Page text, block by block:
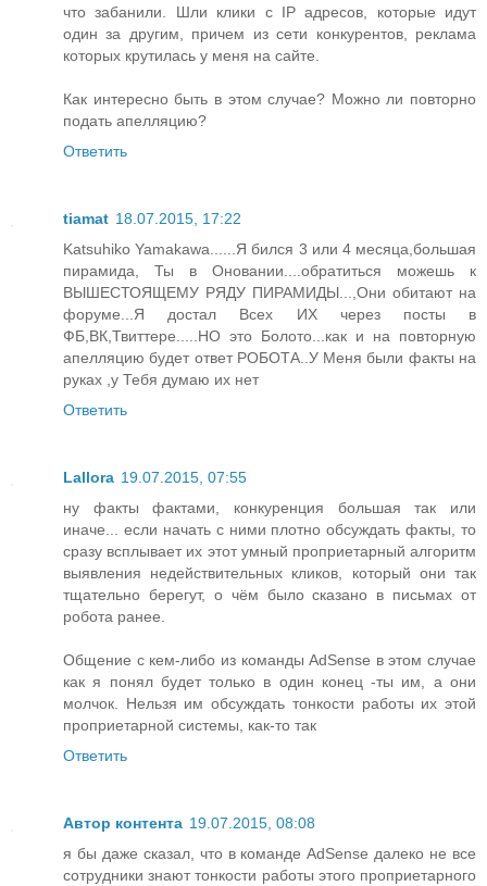
что забанили. Шли клики с IP адресов, которые идут
один за другим, причем из сети конкурентов, реклама
которых крутилась у меня на сайте.
Как интересно быть в этом случае? Можно ли повторно
подать апелляцию?
Ответить
tiamat 18.07.2015, 17:22
Katsuhiko Yamakawa......Я бился 3 или 4 месяца,большая
пирамида, Ты в Оновании....обратиться можешь к
ВЫШЕСТОЯЩЕМУ РЯДУ ПИРАМИДЫ...,Они обитают на
форуме...Я достал Всех ИХ через посты в
ФБ,ВК,Твиттере.....НО это Болото...как и на повторную
апелляцию будет ответ РОБОТА..У Меня были факты на
руках ,у Тебя думаю их нет
Ответить
Lallora 19.07.2015, 07:55
ну факты фактами, конкуренция большая так или
иначе... если начать с ними плотно обсуждать факты, то
сразу всплывает их этот умный проприетарный алгоритм
выявления недействительных кликов, который они так
тщательно берегут, о чём было сказано в письмах от
робота ранее.
Общение с кем-либо из команды AdSense в этом случае
как я понял будет только в один конец -ты им, а они
молчок. Нельзя им обсуждать тонкости работы их этой
проприетарной системы, как-то так
Ответить
Автор контента 19.07.2015, 08:08
я бы даже сказал, что в команде AdSense далеко не все
сотрудники знают тонкости работы этого проприетарного